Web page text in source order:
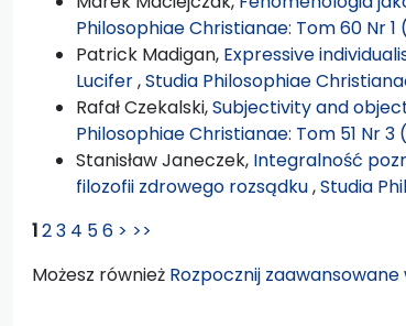
Philosophiae Christianae: Tom 60 Nr 1
Patrick Madigan, Expressive
Lucifer,Studia Philosophiae
Rafał Czekalski,Subjectivity and
Philosophiae Christianae: Tom 51 Nr 3
Stanisław Janeczek, Integralność
filozofii zdrowego rozsądku,Studia
123 4 56 > >>
Możesz również Rozpocznij